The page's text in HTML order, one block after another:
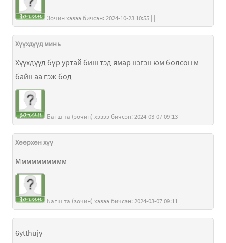
Зочин хэзээ бичсэн: 2024-10-23 10:55 | |
Хүүхдүүд минь
Хүүхдүүд бүр уртай биш тэд ямар нэгэн юм болсон м
байн аа гэж бод
Багш та (зочин) хэзээ бичсэн: 2024-03-07 09:13 | |
Хөөрхөн хүү
Мммммммммм
Багш та (зочин) хэзээ бичсэн: 2024-03-07 09:11 | |
6ytthujy